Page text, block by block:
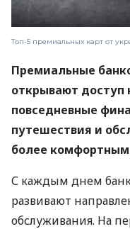
Топ-5 премиальных карт от
Премиальные
открывают доступ
повседневные
путешествия и
более
С каждым днем
развивают
обслуживания. На